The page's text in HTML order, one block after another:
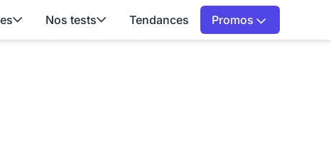
Nos tests Tendances Promos